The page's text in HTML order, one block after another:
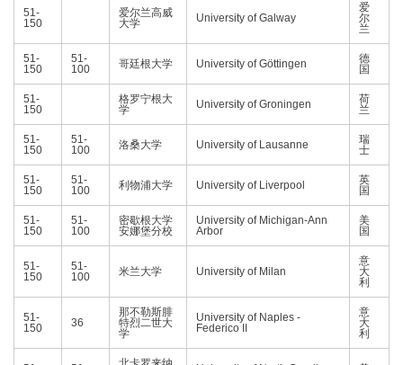
51-
150
爱尔兰高威
大学
University of Galway
爱
尔
兰
51-
150
51-
100
哥廷根大学 University of Göttingen
德
国
51-
150
格罗宁根大
学
University of Groningen
荷
兰
51-
150
51-
100
洛桑大学 University of Lausanne
瑞
士
51-
150
51-
100
利物浦大学 University of Liverpool
英
国
51-
150
51-
100
密歇根大学
安娜堡分校
University of Michigan-Ann
Arbor
美
国
51-
150
51-
100
米兰大学 University of Milan
意
大
利
51-
150
36
那不勒斯腓
特烈二世大
学
University of Naples -
Federico II
意
大
利